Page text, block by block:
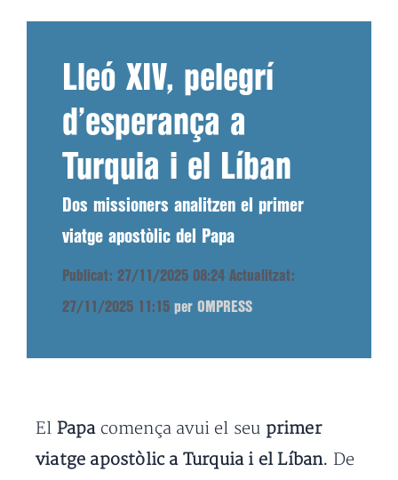
Lleó XIV, pelegrí
d’esperança a
Turquia i el Líban
Dos missioners analitzen el primer
viatge apostòlic del Papa
Publicat: 27/11/2025 08:24 Actualitzat:
27/11/2025 11:15 per OMPRESS
El Papa comença avui el seu primer
viatge apostòlic a Turquia i el Líban. De